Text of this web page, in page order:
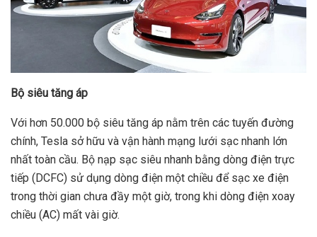
Bộ siêu tăng áp
Với hơn 50.000 bộ siêu tăng áp nằm trên các tuyến đường
chính, Tesla sở hữu và vận hành mạng lưới sạc nhanh lớn
nhất toàn cầu. Bộ nạp sạc siêu nhanh bằng dòng điện trực
tiếp (DCFC) sử dụng dòng điện một chiều để sạc xe điện
trong thời gian chưa đầy một giờ, trong khi dòng điện xoay
chiều (AC) mất vài giờ.